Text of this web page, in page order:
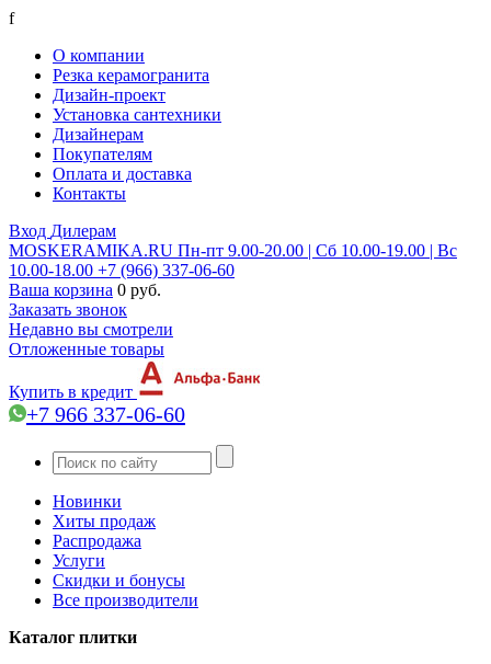
f
О компании
Резка керамогранита
Дизайн-проект
Установка сантехники
Дизайнерам
Покупателям
Оплата и доставка
Контакты
Вход Дилерам
MOSKERAMIKA.RU Пн-пт 9.00-20.00 | Сб 10.00-19.00 | Вс
10.00-18.00 +7 (966) 337-06-60
Ваша корзина 0 руб.
Заказать звонок
Недавно вы смотрели
Отложенные товары
Купить в кредит
+7 966 337-06-60
Новинки
Хиты продаж
Распродажа
Услуги
Скидки и бонусы
Все производители
Каталог плитки